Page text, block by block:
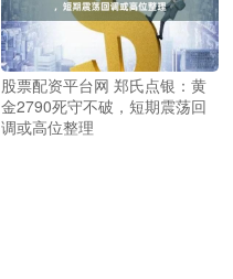
股票配资平台网 郑氏点银：黄
金2790死守不破，短期震荡回
调或高位整理